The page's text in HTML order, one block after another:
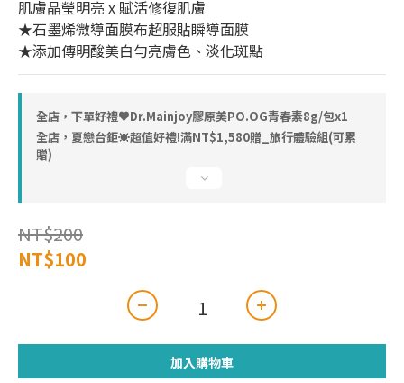
肌膚晶瑩明亮 x 賦活修復肌膚
★石墨烯微導面膜布超服貼瞬導面膜
★添加傳明酸美白勻亮膚色、淡化斑點
全店，下單好禮♥︎Dr.Mainjoy膠原美PO.OG青春素8g/包x1
全店，夏戀台鉅☀超值好禮!滿NT$1,580贈_旅行體驗組(可累
贈)
NT$200
NT$100
加入購物車